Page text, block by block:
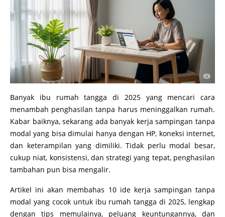
Banyak ibu rumah tangga di 2025 yang mencari cara
menambah penghasilan tanpa harus meninggalkan rumah.
Kabar baiknya, sekarang ada banyak kerja sampingan tanpa
modal yang bisa dimulai hanya dengan HP, koneksi internet,
dan keterampilan yang dimiliki. Tidak perlu modal besar,
cukup niat, konsistensi, dan strategi yang tepat, penghasilan
tambahan pun bisa mengalir.
Artikel ini akan membahas 10 ide kerja sampingan tanpa
modal yang cocok untuk ibu rumah tangga di 2025, lengkap
dengan tips memulainya, peluang keuntungannya, dan